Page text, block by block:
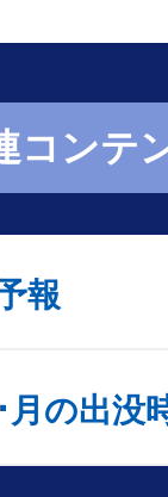
コンテ
報
月の出没